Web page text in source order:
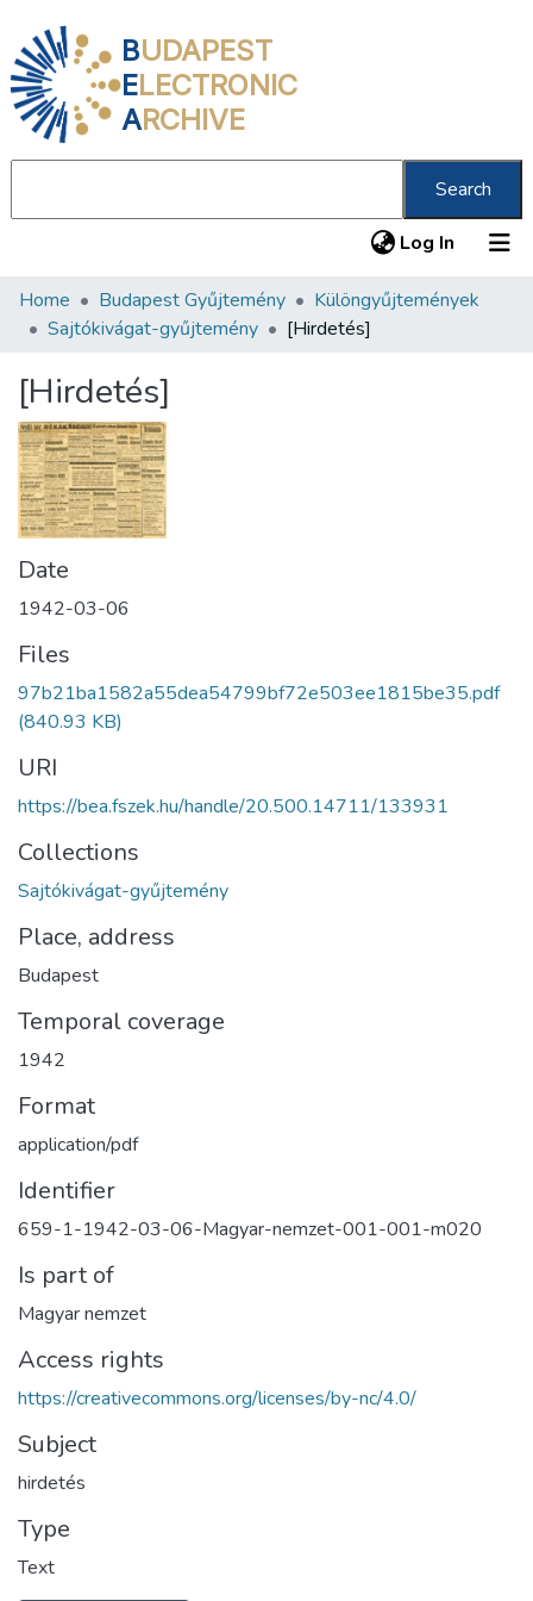
BUDAPEST
ELECTRONIC
ARCHIVE
Search
Log In (current)
Communities & Collections
Statistics
About us
Home Budapest Gyűjtemény
Különgyűjtemények
Sajtókivágat-gyűjtemény
[Hirdetés]
[Hirdetés]
Date
1942-03-06
Files
97b21ba1582a55dea54799bf72e503ee1815be35.pdf
(840.93 KB)
URI
https://bea.fszek.hu/handle/20.500.14711/133931
Collections
Sajtókivágat-gyűjtemény
Place, address
Budapest
Temporal coverage
1942
Format
application/pdf
Identifier
659-1-1942-03-06-Magyar-nemzet-001-001-m020
Is part of
Magyar nemzet
Access rights
https://creativecommons.org/licenses/by-nc/4.0/
Subject
hirdetés
Type
Text